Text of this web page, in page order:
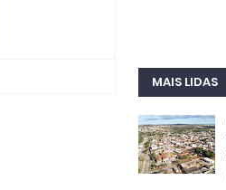
MAIS LIDAS